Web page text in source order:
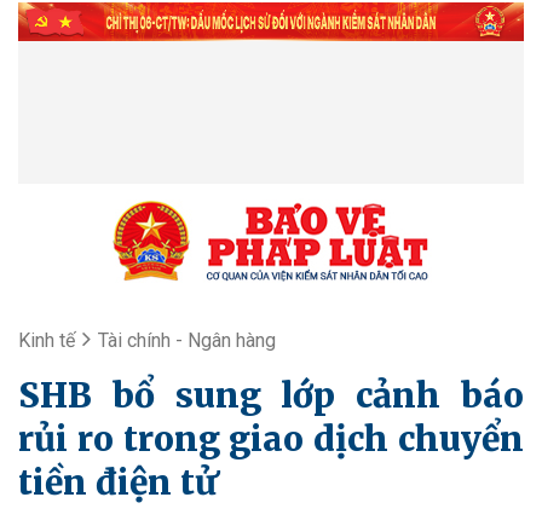
Kinh tế Tài chính - Ngân hàng
SHB bổ sung lớp cảnh báo
rủi ro trong giao dịch chuyển
tiền điện tử